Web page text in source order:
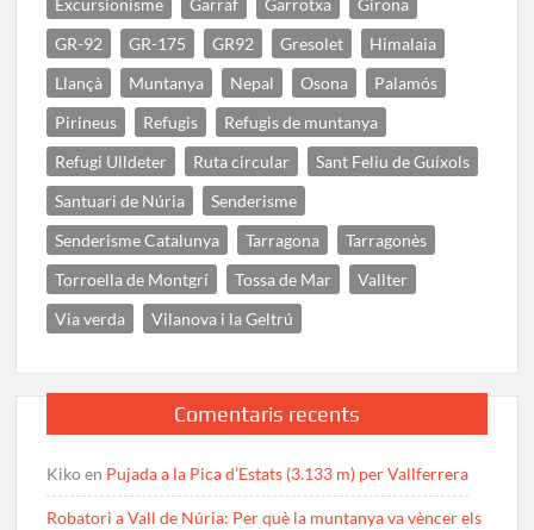
GR-92
GR-175 GR92 Gresolet
Himalaia
Llançà
Muntanya Nepal Osona
Palamós
Pirineus
Refugis
Refugis de muntanya
Refugi Ulldeter
Ruta circular
Sant Feliu de Guíxols
Santuari de Núria
Senderisme
Senderisme Catalunya
Tarragona
Tarragonès
Torroella de Montgrí
Tossa de Mar
Vallter
Via verda
Vilanova i la Geltrú
Comentaris recents
Kikoen Pujada a la Pica d’Estats (3.133 m) per Vallferrera
Robatori a Vall de Núria: Per què la muntanya va vèncer els